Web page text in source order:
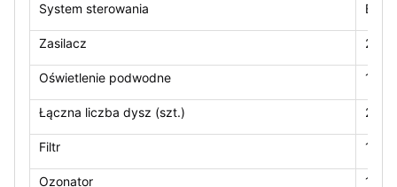
System sterowania
Zasilacz
Oświetlenie podwodne 1 szt.
Łączna liczba dysz (szt.) 21
Filtr
Ozonator 1 szt.